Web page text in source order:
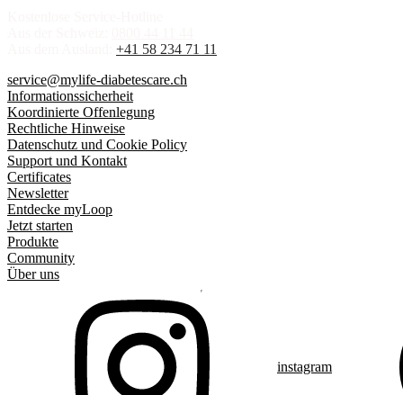
+41 58 234 71 11
service@mylife-diabetescare.ch
Informationssicherheit
Koordinierte Offenlegung
Rechtliche Hinweise
Datenschutz und Cookie Policy
Support und Kontakt
Certificates
Newsletter
Entdecke myLoop
Jetzt starten
Produkte
Community
Über uns
instagram